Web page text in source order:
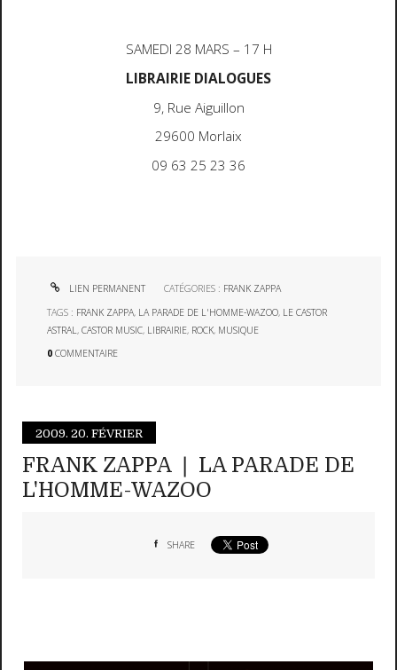
SAMEDI 28 MARS – 17 H
LIBRAIRIE DIALOGUES
9, Rue Aiguillon
29600 Morlaix
09 63 25 23 36
LIEN PERMANENT CATÉGORIES : FRANK ZAPPA
TAGS : FRANK ZAPPA, LA PARADE DE L'HOMME-WAZOO, LE CASTOR
ASTRAL ,CASTOR MUSIC, LIBRAIRIE, ROCK, MUSIQUE
0 COMMENTAIRE
2009. 20. FÉVRIER
FRANK ZAPPA ❘ LA PARADE DE
L'HOMME-WAZOO
SHARE